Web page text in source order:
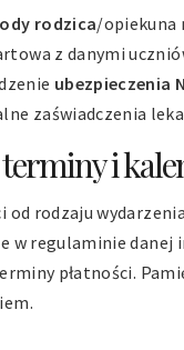
rodzica/opiekuna
z danymi
ubezpieczenia
zaświadczenia
terminy i
od rodzaju
w regulaminie danej
płatności.